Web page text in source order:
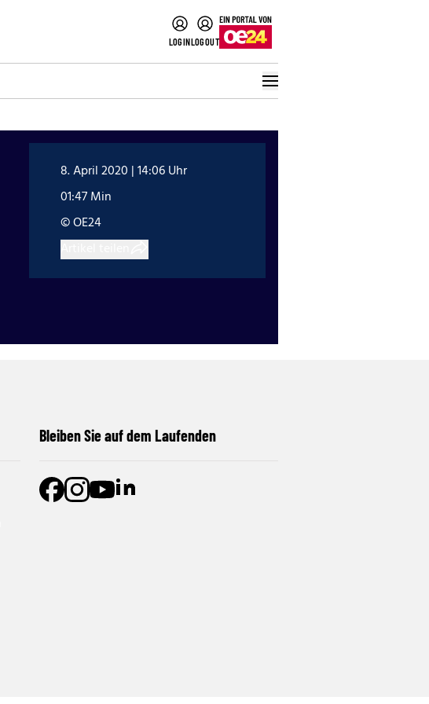
LOGINLOGOUT
8. April 2020 | 14:06 Uhr
01:47 Min
© OE24
Bleiben Sie auf dem Laufenden